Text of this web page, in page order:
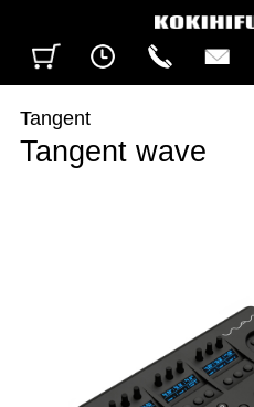
Tangent
Tangent wave